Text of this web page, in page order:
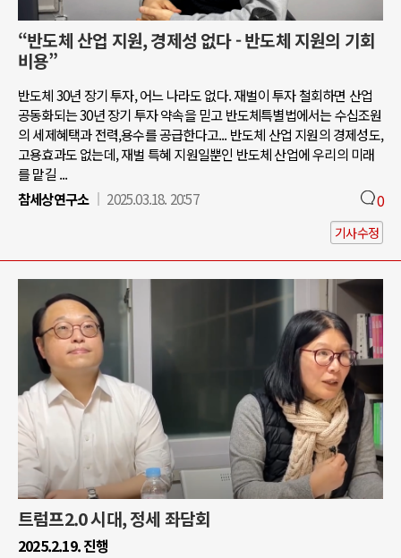
“반도체 산업 지원, 경제성 없다 - 반도체 지원의 기회
비용”
반도체 30년 장기 투자, 어느 나라도 없다. 재벌이 투자 철회하면 산업
공동화되는 30년 장기 투자 약속을 믿고 반도체특별법에서는 수십조원
의 세제혜택과 전력,용수를 공급한다고... 반도체 산업 지원의 경제성도,
고용효과도 없는데, 재벌 특혜 지원일뿐인 반도체 산업에 우리의 미래
를 맡길 ...
참세상연구소
2025.03.18. 20:57 0
기사수정
트럼프2.0 시대, 정세 좌담회
2025.2.19. 진행